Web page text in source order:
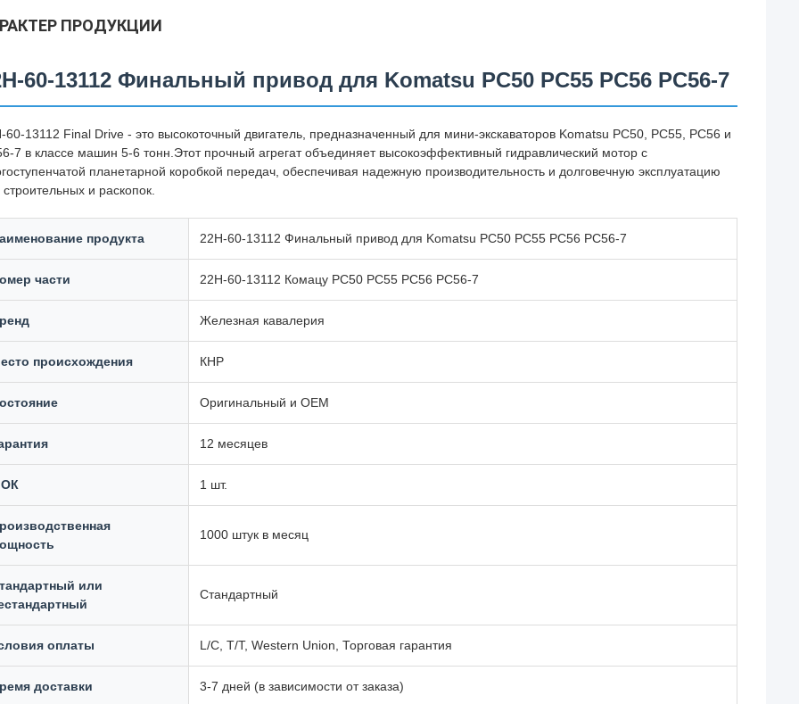
ПРОДУКЦИИ
60-13112 Финальный привод для Komatsu PC50 PC55 PC56 PC56-7
60-13112 Final Drive - это высокоточный двигатель, предназначенный для мини-экскаваторов Komatsu PC50, PC55, PC56 и
7 в классе машин 5-6 тонн.Этот прочный агрегат объединяет высокоэффективный гидравлический мотор с
планетарной коробкой передач, обеспечивая надежную производительность и долговечную эксплуатацию
строительных и раскопок.
продукта 22H-60-13112 Финальный привод для Komatsu PC50 PC55 PC56 PC56-7
части 22H-60-13112 Комацу PC50 PC55 PC56 PC56-7
Железная кавалерия
происхождения КНР
Оригинальный и OEM
12 месяцев
1 шт.
1000 штук в месяц
или
Стандартный
оплаты L/C, T/T, Western Union, Торговая гарантия
доставки 3-7 дней (в зависимости от заказа)